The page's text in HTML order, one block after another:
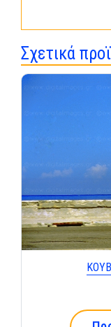
Σχετικά